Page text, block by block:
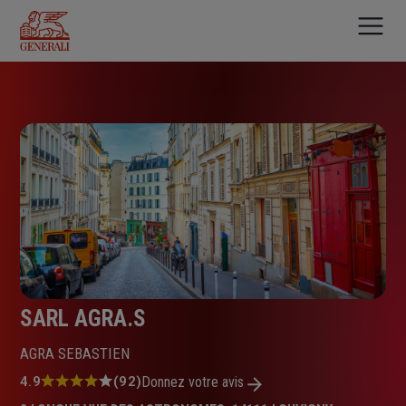
contenu
principal
SARL AGRA.S
AGRA SEBASTIEN
Note
4.9 (92)Donnez votre avis